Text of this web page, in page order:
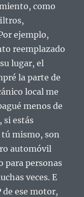
como
ejemplo,
reemplazado
lugar, el
la parte de
local me
menos de
si estás
mismo, son
automóvil
para personas
veces. E
de ese motor,